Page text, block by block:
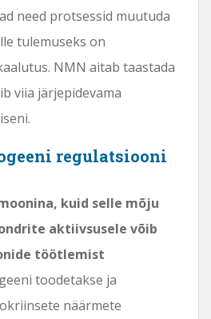
need protsessid muutuda
tulemuseks on
NMN aitab taastada
viia järjepidevama
regulatsiooni
kuid selle mõju
aktiivsusele võib
töötlemist
toodetakse ja
näärmete